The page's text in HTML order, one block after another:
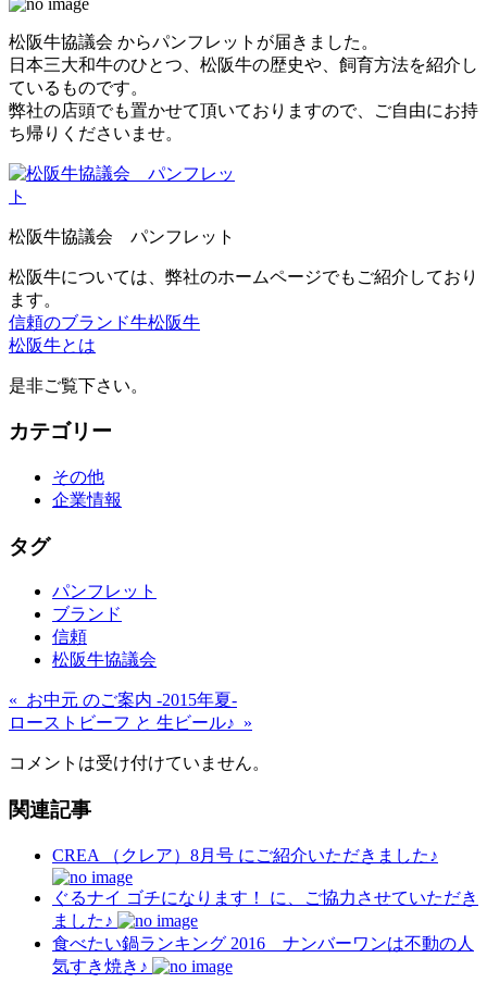
松阪牛協議会 からパンフレットが届きました。
日本三大和牛のひとつ、松阪牛の歴史や、飼育方法を紹介し
ているものです。
弊社の店頭でも置かせて頂いておりますので、ご自由にお持
ち帰りくださいませ。
松阪牛協議会 パンフレット
松阪牛については、弊社のホームページでもご紹介しており
ます。
信頼のブランド牛松阪牛
松阪牛とは
是非ご覧下さい。
カテゴリー
その他
企業情報
タグ
パンフレット
ブランド
信頼
松阪牛協議会
« お中元 のご案内 -2015年夏-
ローストビーフ と 生ビール♪ »
コメントは受け付けていません。
関連記事
CREA （クレア）8月号 にご紹介いただきました♪
ぐるナイ ゴチになります！ に、ご協力させていただき
ました♪
食べたい鍋ランキング 2016 ナンバーワンは不動の人
気すき焼き♪